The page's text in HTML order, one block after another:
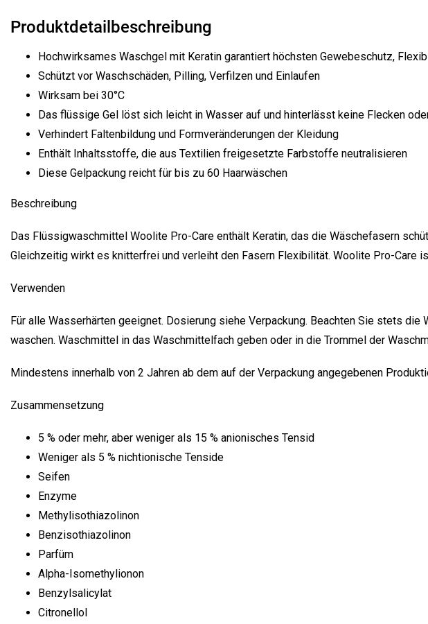
Produktdetailbeschreibung
Hochwirksames Waschgel mit Keratin garantiert höchsten Gewebeschutz,
Schützt vor Waschschäden, Pilling, Verfilzen und Einlaufen
Wirksam bei 30°C
Das flüssige Gel löst sich leicht in Wasser auf und hinterlässt keine Flecken
Verhindert Faltenbildung und Formveränderungen der Kleidung
Enthält Inhaltsstoffe, die aus Textilien freigesetzte Farbstoffe neutralisieren
Diese Gelpackung reicht für bis zu 60 Haarwäschen
Beschreibung
Das Flüssigwaschmittel Woolite Pro-Care enthält Keratin, das die Wäschefasern
Gleichzeitig wirkt es knitterfrei und verleiht den Fasern Flexibilität. Woolite Pro-Care
Verwenden
Für alle Wasserhärten geeignet. Dosierung siehe Verpackung. Beachten Sie stets
waschen. Waschmittel in das Waschmittelfach geben oder in die Trommel der
Mindestens innerhalb von 2 Jahren ab dem auf der Verpackung angegebenen
Zusammensetzung
5 % oder mehr, aber weniger als 15 % anionisches Tensid
Weniger als 5 % nichtionische Tenside
Seifen
Enzyme
Methylisothiazolinon
Benzisothiazolinon
Parfüm
Alpha-Isomethylionon
Benzylsalicylat
Citronellol